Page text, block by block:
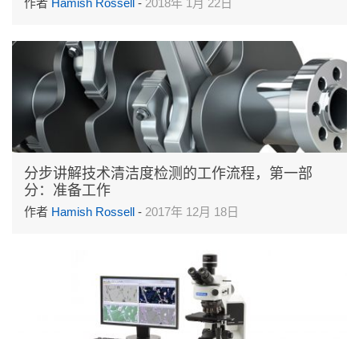
分步讲解技术清洁度检测的工作流程，第一部
分：准备工作
作者 Hamish Rossell - 2017年 12月 18日